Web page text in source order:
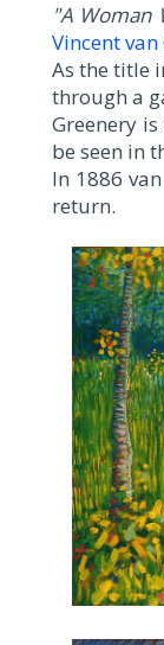
"A Woman
Vincent van
As the title
through a
Greenery
be seen in
In 1886
return.